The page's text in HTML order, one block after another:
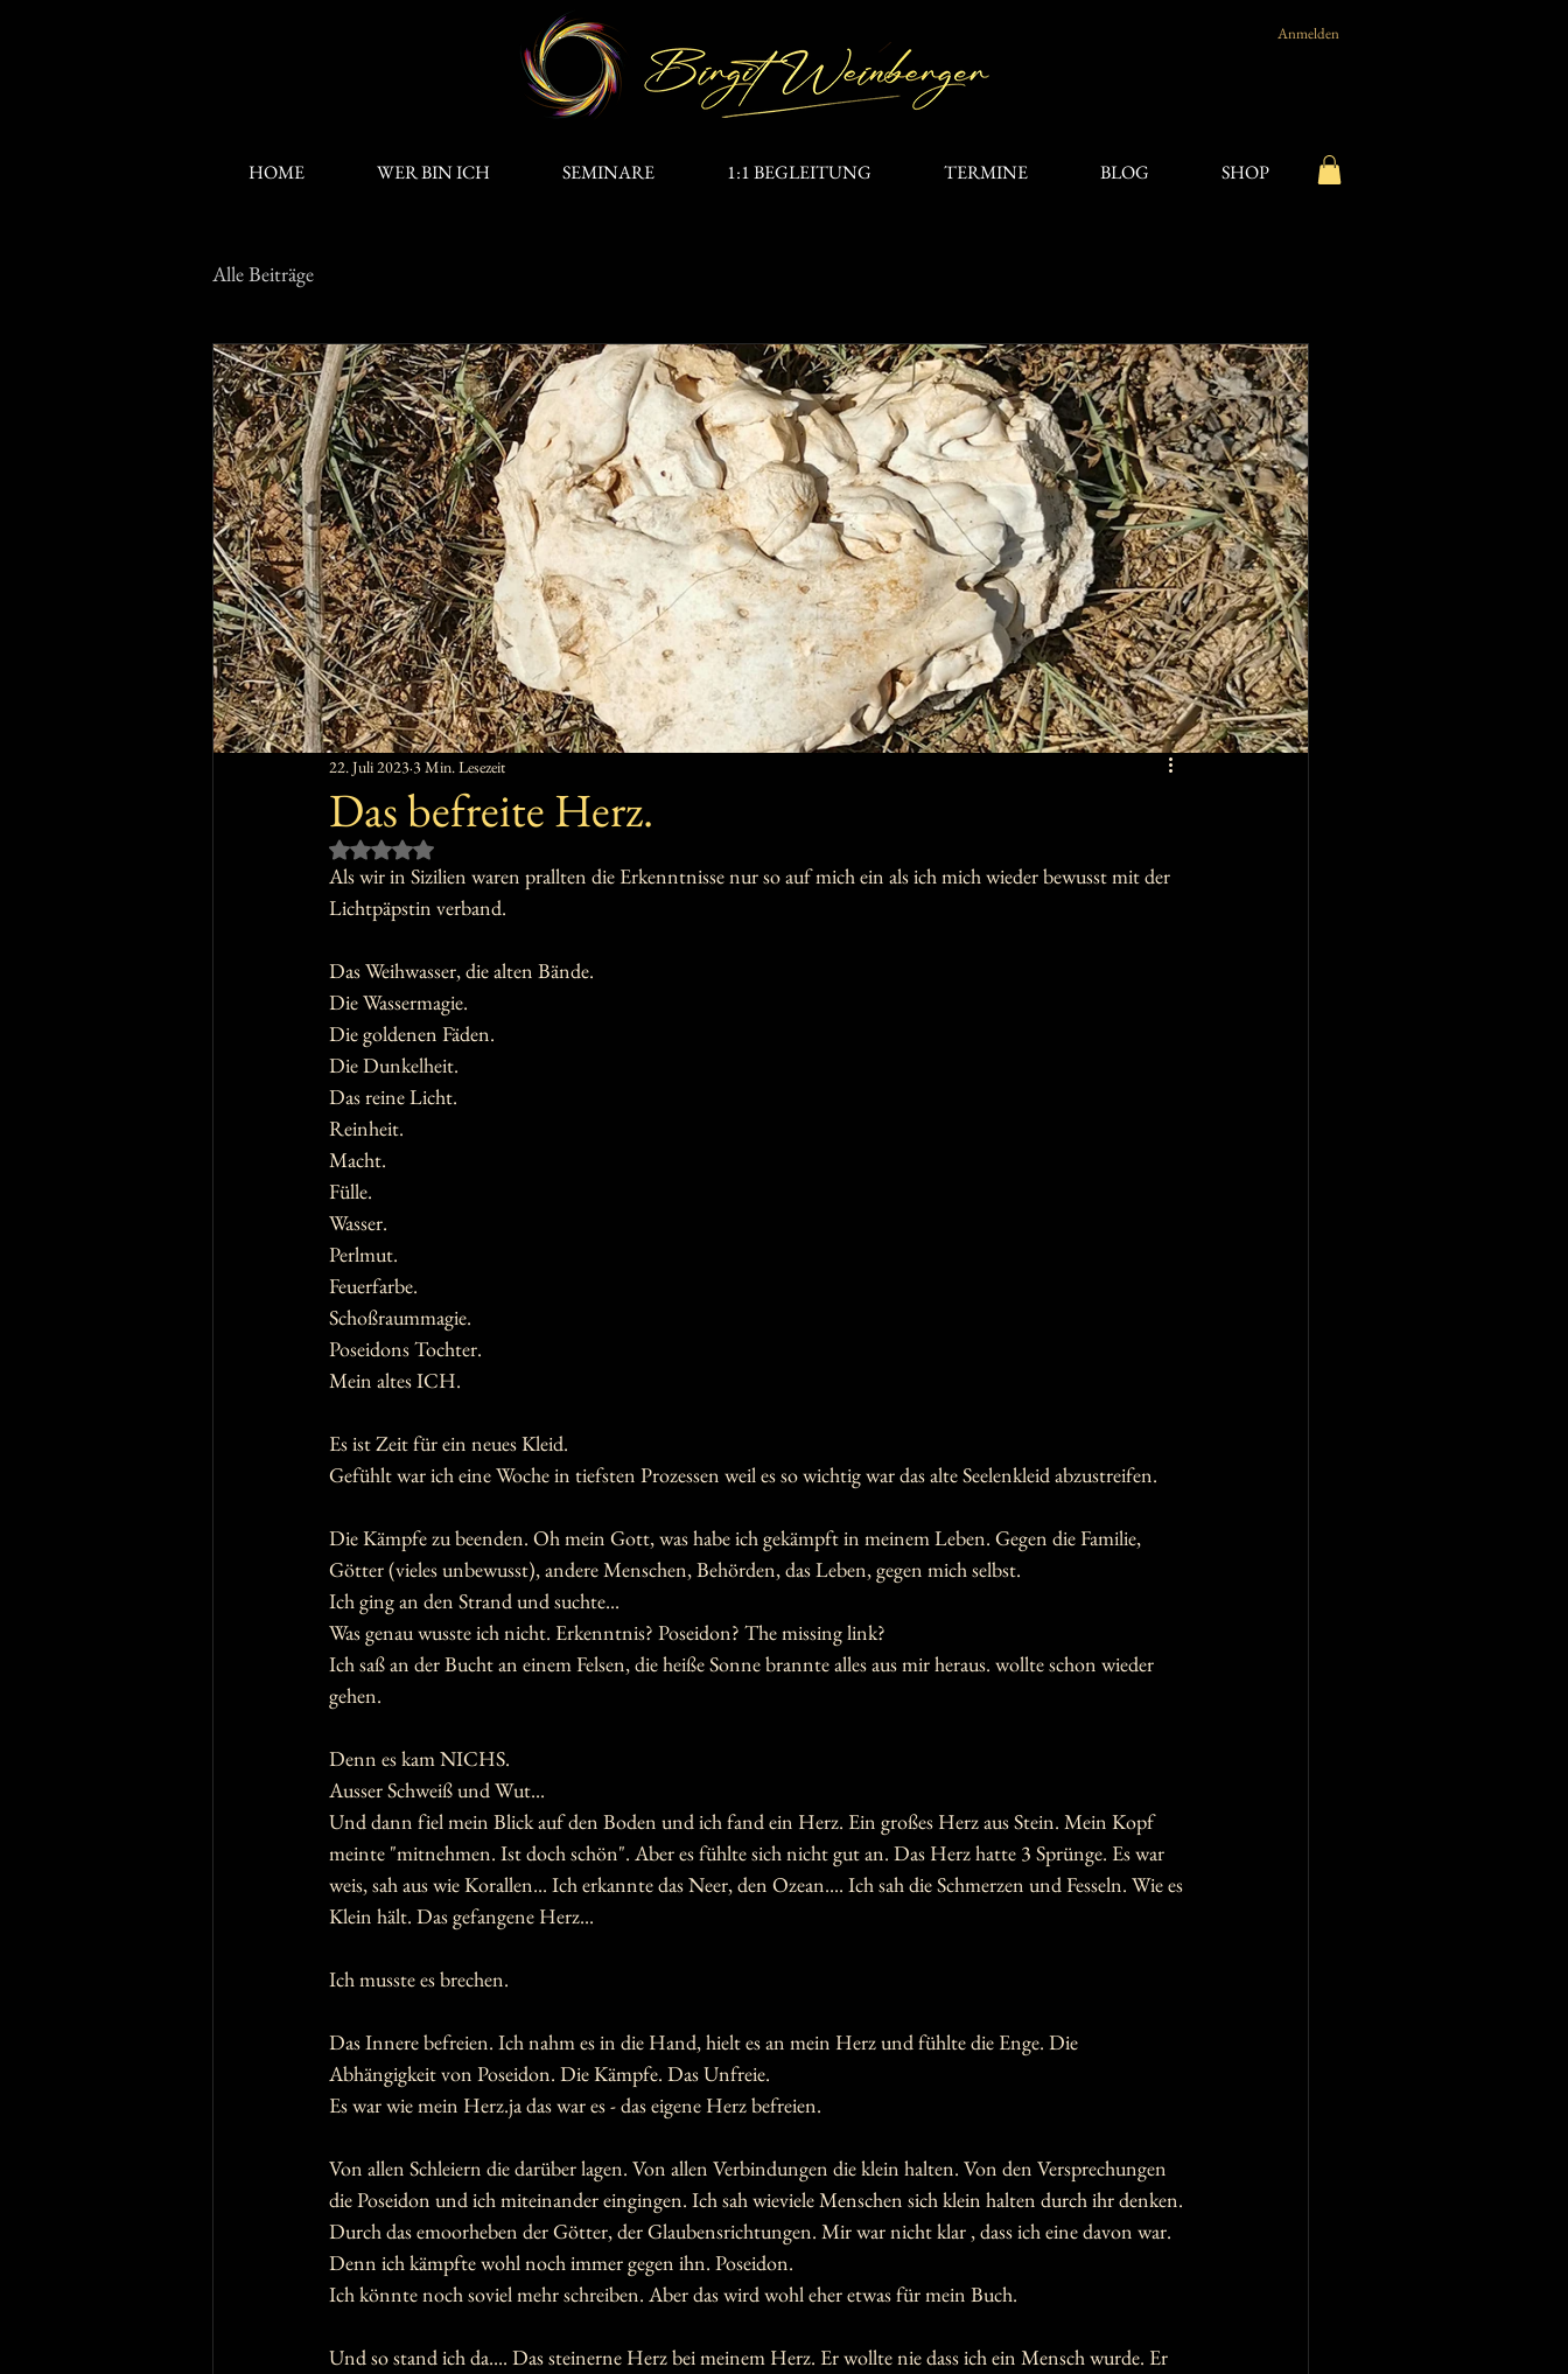
Anmelden
HOME WER BIN ICH SEMINARE 1:1 BEGLEITUNG TERMINE BLOG SHOP
Alle Beiträge
Das befreite Herz.
22. Juli 2023 3 Min. Lesezeit
Mit NaN von 5 Sternen bewertet.
Als wir in Sizilien waren prallten die Erkenntnisse nur so auf mich ein als ich mich wieder bewusst mit der
Lichtpäpstin verband.
Das Weihwasser, die alten Bände.
Die Wassermagie.
Die goldenen Fäden.
Die Dunkelheit.
Das reine Licht.
Reinheit.
Macht.
Fülle.
Wasser.
Perlmut.
Feuerfarbe.
Schoßraummagie.
Poseidons Tochter.
Mein altes ICH.
Es ist Zeit für ein neues Kleid.
Gefühlt war ich eine Woche in tiefsten Prozessen weil es so wichtig war das alte Seelenkleid abzustreifen.
Die Kämpfe zu beenden. Oh mein Gott, was habe ich gekämpft in meinem Leben. Gegen die Familie,
Götter (vieles unbewusst), andere Menschen, Behörden, das Leben, gegen mich selbst.
Ich ging an den Strand und suchte...
Was genau wusste ich nicht. Erkenntnis? Poseidon? The missing link?
Ich saß an der Bucht an einem Felsen, die heiße Sonne brannte alles aus mir heraus. wollte schon wieder
gehen.
Denn es kam NICHS.
Ausser Schweiß und Wut...
Und dann fiel mein Blick auf den Boden und ich fand ein Herz. Ein großes Herz aus Stein. Mein Kopf
meinte "mitnehmen. Ist doch schön". Aber es fühlte sich nicht gut an. Das Herz hatte 3 Sprünge. Es war
weis, sah aus wie Korallen... Ich erkannte das Neer, den Ozean.... Ich sah die Schmerzen und Fesseln. Wie es
Klein hält. Das gefangene Herz...
Ich musste es brechen.
Das Innere befreien. Ich nahm es in die Hand, hielt es an mein Herz und fühlte die Enge. Die
Abhängigkeit von Poseidon. Die Kämpfe. Das Unfreie.
Es war wie mein Herz.ja das war es - das eigene Herz befreien.
Von allen Schleiern die darüber lagen. Von allen Verbindungen die klein halten. Von den Versprechungen
die Poseidon und ich miteinander eingingen. Ich sah wieviele Menschen sich klein halten durch ihr denken.
Durch das emoorheben der Götter, der Glaubensrichtungen. Mir war nicht klar , dass ich eine davon war.
Denn ich kämpfte wohl noch immer gegen ihn. Poseidon.
Ich könnte noch soviel mehr schreiben. Aber das wird wohl eher etwas für mein Buch.
Und so stand ich da.... Das steinerne Herz bei meinem Herz. Er wollte nie dass ich ein Mensch wurde. Er